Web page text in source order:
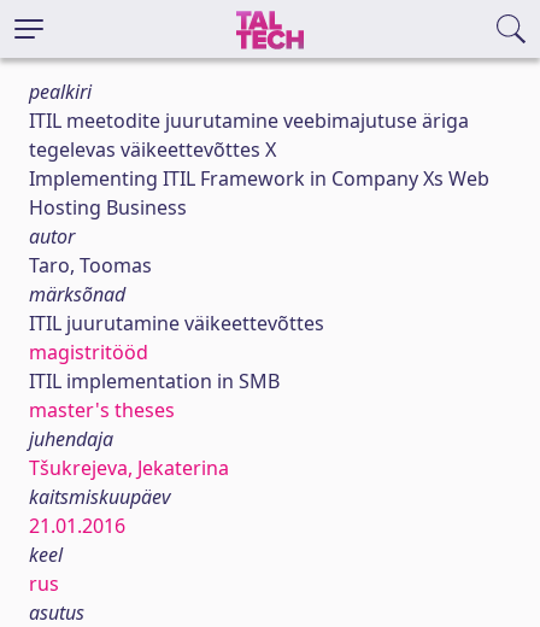
pealkiri
ITIL meetodite juurutamine veebimajutuse äriga
tegelevas väikeettevõttes X
Implementing ITIL Framework in Company Xs Web
Hosting Business
autor
Taro, Toomas
märksõnad
ITIL juurutamine väikeettevõttes
magistritööd
ITIL implementation in SMB
master's theses
juhendaja
Tšukrejeva, Jekaterina
kaitsmiskuupäev
21.01.2016
keel
rus
asutus